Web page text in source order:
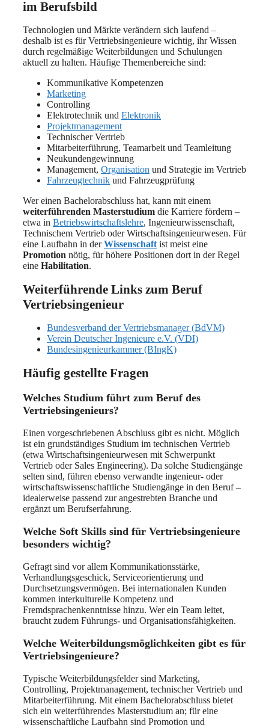
im Berufsbild
Technologien und Märkte verändern sich laufend –
deshalb ist es für Vertriebsingenieure wichtig, ihr Wissen
durch regelmäßige Weiterbildungen und Schulungen
aktuell zu halten. Häufige Themenbereiche sind:
Kommunikative Kompetenzen
Marketing
Controlling
Elektrotechnik und Elektronik
Projektmanagement
Technischer Vertrieb
Mitarbeiterführung, Teamarbeit und Teamleitung
Neukundengewinnung
Management, Organisation und Strategie im Vertrieb
Fahrzeugtechnik und Fahrzeugprüfung
Wer einen Bachelorabschluss hat, kann mit einem
weiterführenden Masterstudium die Karriere fördern –
etwa in Betriebswirtschaftslehre, Ingenieurwissenschaft,
Technischem Vertrieb oder Wirtschaftsingenieurwesen. Für
eine Laufbahn in derWissenschaftist meist eine
Promotion nötig, für höhere Positionen dort in der Regel
eine Habilitation.
Weiterführende Links zum Beruf
Vertriebsingenieur
Bundesverband der Vertriebsmanager (BdVM)
Verein Deutscher Ingenieure e.V. (VDI)
Bundesingenieurkammer (BIngK)
Häufig gestellte Fragen
Welches Studium führt zum Beruf des
Vertriebsingenieurs?
Einen vorgeschriebenen Abschluss gibt es nicht. Möglich
ist ein grundständiges Studium im technischen Vertrieb
(etwa Wirtschaftsingenieurwesen mit Schwerpunkt
Vertrieb oder Sales Engineering). Da solche Studiengänge
selten sind, führen ebenso verwandte ingenieur- oder
wirtschaftswissenschaftliche Studiengänge in den Beruf –
idealerweise passend zur angestrebten Branche und
ergänzt um Berufserfahrung.
Welche Soft Skills sind für Vertriebsingenieure
besonders wichtig?
Gefragt sind vor allem Kommunikationsstärke,
Verhandlungsgeschick, Serviceorientierung und
Durchsetzungsvermögen. Bei internationalen Kunden
kommen interkulturelle Kompetenz und
Fremdsprachenkenntnisse hinzu. Wer ein Team leitet,
braucht zudem Führungs- und Organisationsfähigkeiten.
Welche Weiterbildungsmöglichkeiten gibt es für
Vertriebsingenieure?
Typische Weiterbildungsfelder sind Marketing,
Controlling, Projektmanagement, technischer Vertrieb und
Mitarbeiterführung. Mit einem Bachelorabschluss bietet
sich ein weiterführendes Masterstudium an; für eine
wissenschaftliche Laufbahn sind Promotion und